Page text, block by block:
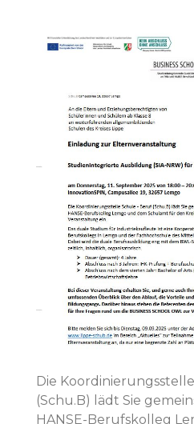
Die
(Schu.B) lädt Sie
HANSE-Berufskolleg